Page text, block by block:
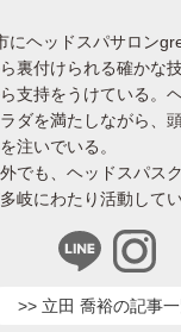
にヘッドスパサロン
裏付けられる確かな
支持をうけている。
ダを満たしながら、
注いでいる。
でも、ヘッドスパス
岐にわたり活動してい
>> 立田 喬裕の記事